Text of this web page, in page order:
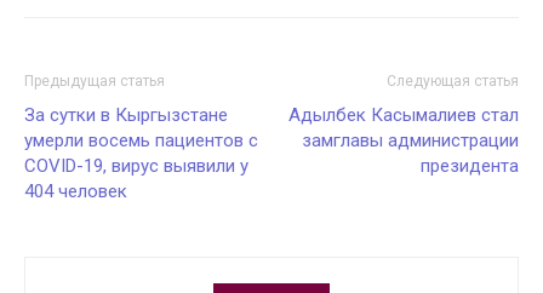
Предыдущая статья
За сутки в Кыргызстане
умерли восемь пациентов с
COVID-19, вирус выявили у
404 человек
Следующая статья
Адылбек Касымалиев стал
замглавы администрации
президента